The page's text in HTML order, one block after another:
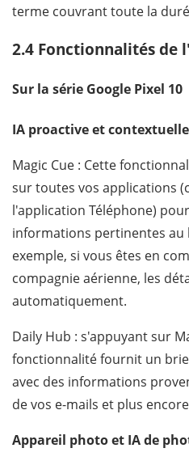
terme couvrant toute la
2.4 Fonctionnalités de
Sur la série Google Pixel 10
IA proactive et contextuelle
Magic Cue : Cette
sur toutes vos applications
l'application Téléphone)
informations pertinentes au
exemple, si vous êtes en
compagnie aérienne, les
automatiquement.
Daily Hub : s'appuyant sur
fonctionnalité fournit un
avec des informations
de vos e-mails et plus
Appareil photo et IA de